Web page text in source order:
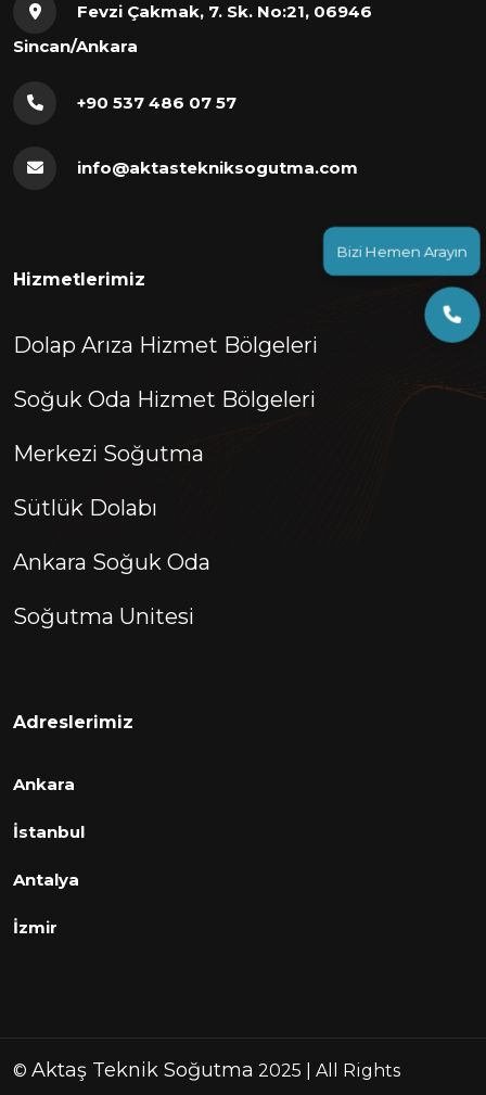
Bizi Hemen Arayın
Fevzi Çakmak, 7. Sk. No:21, 06946
Sincan/Ankara
+90 537 486 07 57
info@aktastekniksogutma.com
Hizmetlerimiz
Dolap Arıza Hizmet Bölgeleri
Soğuk Oda Hizmet Bölgeleri
Merkezi Soğutma
Sütlük Dolabı
Ankara Soğuk Oda
Soğutma Unitesi
Adreslerimiz
Ankara
İstanbul
Antalya
İzmir
© Aktaş Teknik Soğutma 2025 | All Rights